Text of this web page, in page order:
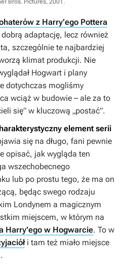
Bros. Pictures, 2001 .
z Harry’ego Pottera
adaptację, lecz również
szczególnie te najbardziej
klimat produkcji. Nie
Hogwart i plany
dotychczas mogliśmy
wciąż w budowie – ale za to
się” w kluczową „postać”.
element serii
się na długo, fani pewnie
opisać, jak wygląda ten
wszechobecnego
lub po prostu tego, że ma on
będąc swego rodzaju
Londynem a magicznym
miejscem, w którym na
Harry’ego w Hogwarcie. To w
i tam też miało miejsce